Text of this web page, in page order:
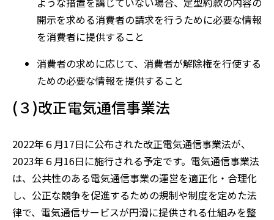
開示を求める消費者の請求を行うために必要な情報
を消費者に提供すること
消費者の求めに応じて、消費者が解除権を行使する
ための必要な情報を提供すること
(３)改正電気通信事業法
2022年６月17日に公布された改正電気通信事業法が、
2023年６月16日に施行される予定です。電気通信事業法
は、公共性のある電気通信事業の運営を適正化・合理化
し、公正な競争を促進するための規制や制度を定めた法
律で、 電気通信サービスが円滑に提供される仕組みを整